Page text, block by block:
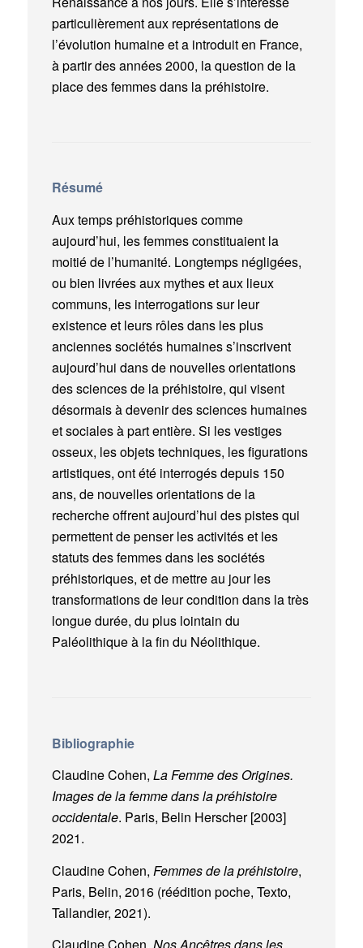
particulièrement aux représentations de
l’évolution humaine et a introduit en France,
à partir des années 2000, la question de la
place des femmes dans la préhistoire.
Résumé
Aux temps préhistoriques comme
aujourd’hui, les femmes constituaient la
moitié de l’humanité. Longtemps négligées,
ou bien livrées aux mythes et aux lieux
communs, les interrogations sur leur
existence et leurs rôles dans les plus
anciennes sociétés humaines s’inscrivent
aujourd’hui dans de nouvelles orientations
des sciences de la préhistoire, qui visent
désormais à devenir des sciences humaines
et sociales à part entière. Si les vestiges
osseux, les objets techniques, les figurations
artistiques, ont été interrogés depuis 150
ans, de nouvelles orientations de la
recherche offrent aujourd’hui des pistes qui
permettent de penser les activités et les
statuts des femmes dans les sociétés
préhistoriques, et de mettre au jour les
transformations de leur condition dans la très
longue durée, du plus lointain du
Paléolithique à la fin du Néolithique.
Bibliographie
Claudine Cohen, La Femme des Origines.
Images de la femme dans la préhistoire
occidentale. Paris, Belin Herscher [2003]
2021.
Claudine Cohen, Femmes de la préhistoire,
Paris, Belin, 2016 (réédition poche, Texto,
Tallandier, 2021).